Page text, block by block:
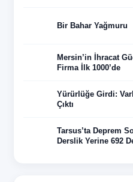
Bir Bahar Yağmuru
Mersin’in İhracat
Firma İlk 1000’de
Yürürlüğe Girdi:
Çıktı
Tarsus’ta Deprem
Derslik Yerine 692